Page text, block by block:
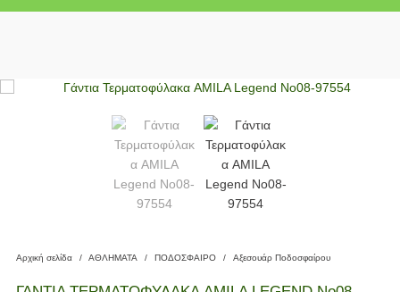
Αρχική σελίδα / ΑΘΛΗΜΑΤΑ / ΠΟΔΟΣΦΑΙΡΟ / Αξεσουάρ Ποδοσφαίρου